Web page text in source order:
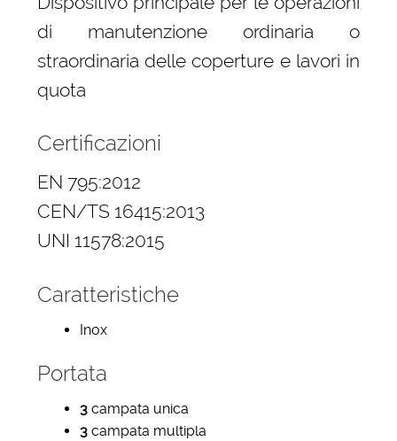
di manutenzione ordinaria o
straordinaria delle coperture e lavori in
quota
Certificazioni
EN 795:2012
CEN/TS 16415:2013
UNI 11578:2015
Caratteristiche
Inox
Portata
3 campata unica
3 campata multipla